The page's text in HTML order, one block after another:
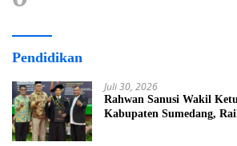
Pendidikan
Juli 30, 2026
Rahwan Sanusi Wakil
Kabupaten Sumedang,